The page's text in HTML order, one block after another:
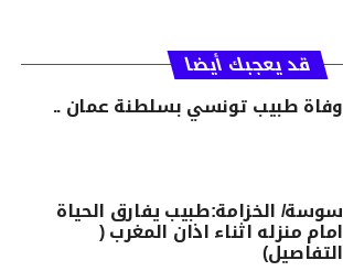
قد يعجبك أيضا
وفاة طبيب تونسي بسلطنة عمان ..
سوسة/ الخزامة:طبيب يفارق الحياة
امام منزله اثناء اذان المغرب (
التفاصيل)